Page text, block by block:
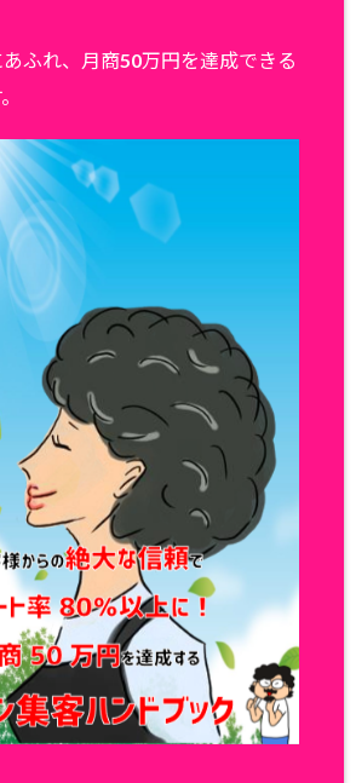
ふれ、月商50万円を達成できる